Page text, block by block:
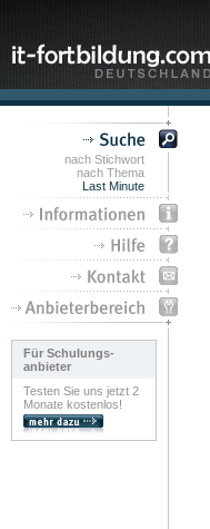
nach Stichwort
nach Thema
Last Minute
Für Schulungs-
anbieter
Testen Sie uns jetzt 2
Monate kostenlos!